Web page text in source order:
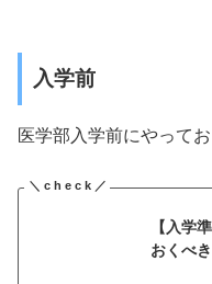
入学前
医学部入学前にやって
【入学
おくべ